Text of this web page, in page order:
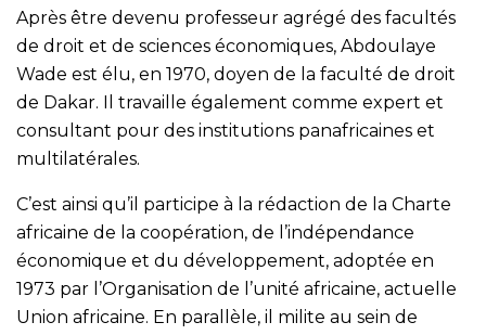
Après être devenu professeur agrégé des facultés
de droit et de sciences économiques, Abdoulaye
Wade est élu, en 1970, doyen de la faculté de droit
de Dakar. Il travaille également comme expert et
consultant pour des institutions panafricaines et
multilatérales.
C’est ainsi qu’il participe à la rédaction de la Charte
africaine de la coopération, de l’indépendance
économique et du développement, adoptée en
1973 par l’Organisation de l’unité africaine, actuelle
Union africaine. En parallèle, il milite au sein de